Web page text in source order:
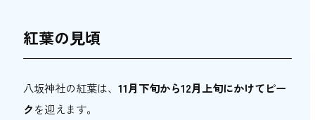
紅葉の見頃
八坂神社の紅葉は、 11月下旬から12月上旬にかけてピー
クを迎えます。